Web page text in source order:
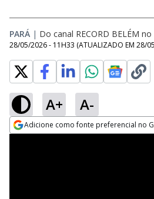
PARÁ | Do canal RECORD BELÉM
28/05/2026 - 11H33 (ATUALIZADO EM 28/
A+ A-
Adicione como fonte preferencial no